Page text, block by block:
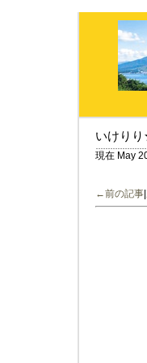
いけり
現在 May
←前の記事